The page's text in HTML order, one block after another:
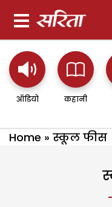
ऑडियो कहानी
Home » स्कूल फीस